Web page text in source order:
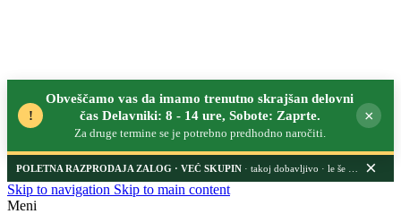
!
Obveščamo vas da imamo trenutno skrajšan delovni
čas Delavniki: 8 - 14 ure, Sobote: Zaprte.
Za druge termine se je potrebno predhodno naročiti.
×
POLETNA RAZPRODAJA ZALOG · takoj dobavljivo · le še nekaj dni ×
Skip to navigation Skip to main content
Meni